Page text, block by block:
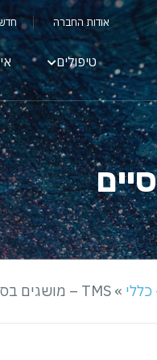
אודות החברה
טיפולים
» TMS – מושגים בסיסיים